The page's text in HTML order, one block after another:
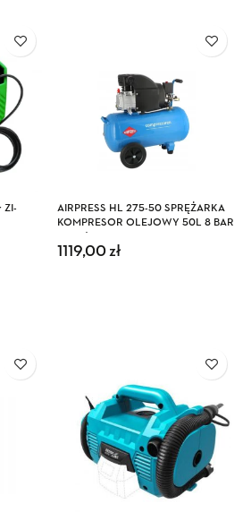
ZI-
AIRPRESS HL 275-50 SPRĘŻARKA
KOMPRESOR OLEJOWY 50L 8 BAR
130 L/MIN
1119,00zł